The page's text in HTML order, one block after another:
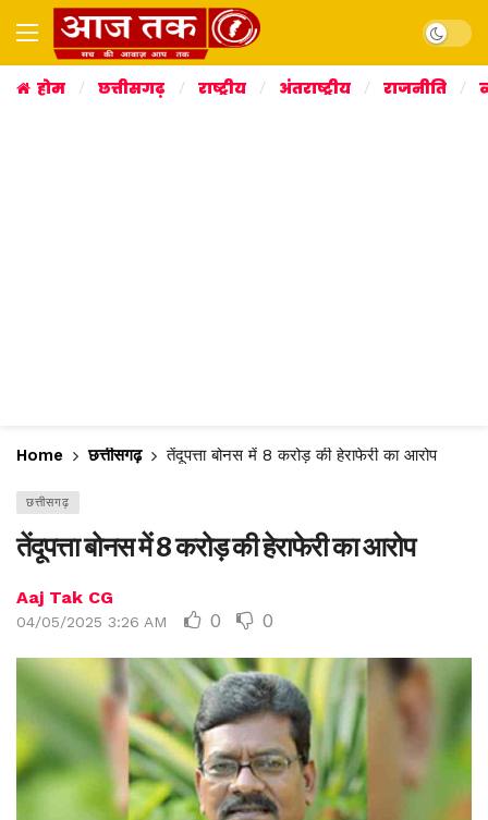
Dark
होम छत्तीसगढ़ राष्ट्रीय अंतराष्ट्रीय राजनीति
Home छत्तीसगढ़ तेंदूपत्ता बोनस में 8 करोड़ की हेराफेरी का आरोप
छत्तीसगढ़
तेंदूपत्ता बोनस में 8 करोड़ की हेराफेरी का आरोप
Aaj Tak CG
04/05/2025 3:26 AM 0 0